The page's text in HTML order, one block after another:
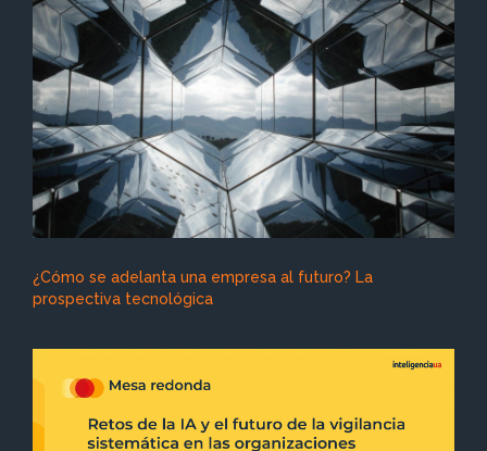
¿Cómo se adelanta una empresa al futuro? La
prospectiva tecnológica